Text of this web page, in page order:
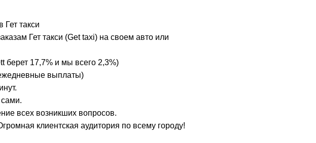
такси
Гет такси (Get taxi) на своем авто или
берет 17,7% и мы всего 2,3%)
выплаты)
всех возникших вопросов.
клиентская аудитория по всему городу!